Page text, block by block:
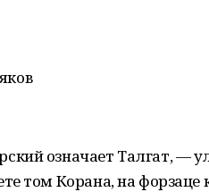
означает Талгат, —
том Корана, на форзаце